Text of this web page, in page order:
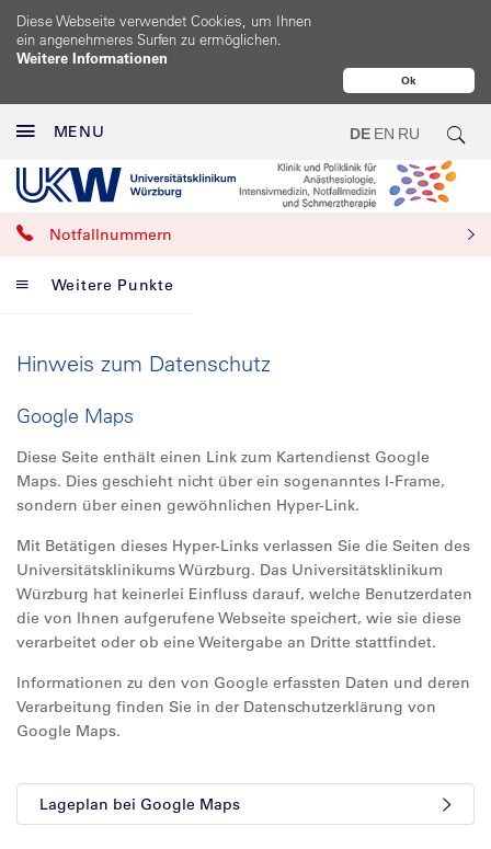
Ok
Diese Webseite verwendet Cookies, um Ihnen
ein angenehmeres Surfen zu ermöglichen.
Weitere Informationen
MENU DE EN RU
Notfallnummern
Weitere Punkte
Hinweis zum Datenschutz
Google Maps
Diese Seite enthält einen Link zum Kartendienst Google
Maps. Dies geschieht nicht über ein sogenanntes I-Frame,
sondern über einen gewöhnlichen Hyper-Link.
Mit Betätigen dieses Hyper-Links verlassen Sie die Seiten des
Universitätsklinikums Würzburg. Das Universitätsklinikum
Würzburg hat keinerlei Einfluss darauf, welche Benutzerdaten
die von Ihnen aufgerufene Webseite speichert, wie sie diese
verarbeitet oder ob eine Weitergabe an Dritte stattfindet.
Informationen zu den von Google erfassten Daten und deren
Verarbeitung finden Sie in der Datenschutzerklärung von
Google Maps.
Lageplan bei Google Maps